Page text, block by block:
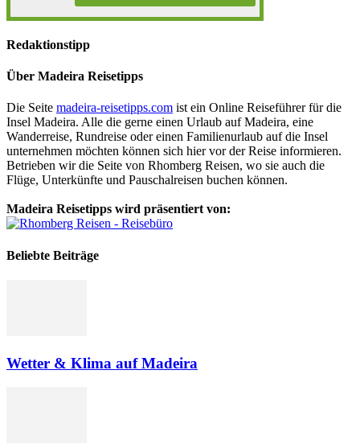
Redaktionstipp
Über Madeira Reisetipps
Die Seite madeira-reisetipps.com ist ein Online Reiseführer für die
Insel Madeira. Alle die gerne einen Urlaub auf Madeira, eine
Wanderreise, Rundreise oder einen Familienurlaub auf die Insel
unternehmen möchten können sich hier vor der Reise informieren.
Betrieben wir die Seite von Rhomberg Reisen, wo sie auch die
Flüge, Unterkünfte und Pauschalreisen buchen können.
Madeira Reisetipps wird präsentiert von:
Beliebte Beiträge
Wetter & Klima auf Madeira